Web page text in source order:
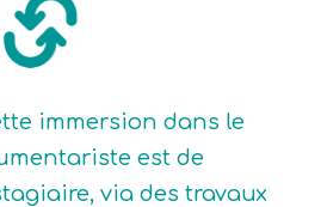
immersion dans le
est de
via des travaux